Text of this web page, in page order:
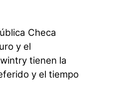
Checa
y el
tienen la
y el tiempo